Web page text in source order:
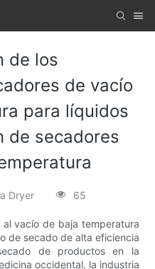
de los
de vacío
para líquidos
de secadores
Dryer 65
vacío de baja temperatura
de secado de alta eficiencia
de productos en la
occidental, la industria